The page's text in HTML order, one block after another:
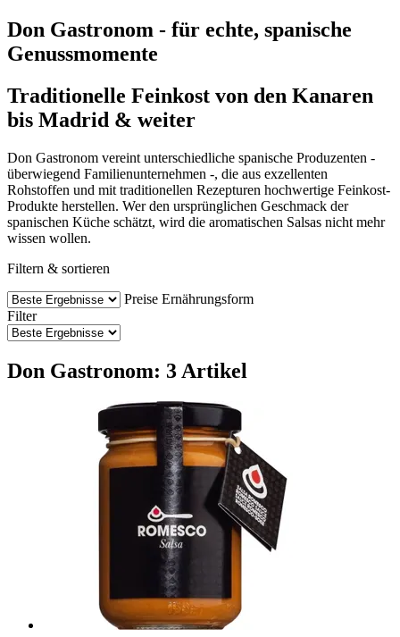
Don Gastronom - für echte, spanische
Genussmomente
Traditionelle Feinkost von den Kanaren
bis Madrid & weiter
Don Gastronom vereint unterschiedliche spanische Produzenten -
überwiegend Familienunternehmen -, die aus exzellenten
Rohstoffen und mit traditionellen Rezepturen hochwertige Feinkost-
Produkte herstellen. Wer den ursprünglichen Geschmack der
spanischen Küche schätzt, wird die aromatischen Salsas nicht mehr
wissen wollen.
Filtern & sortieren
Preise Ernährungsform
Filter
Don Gastronom: 3 Artikel